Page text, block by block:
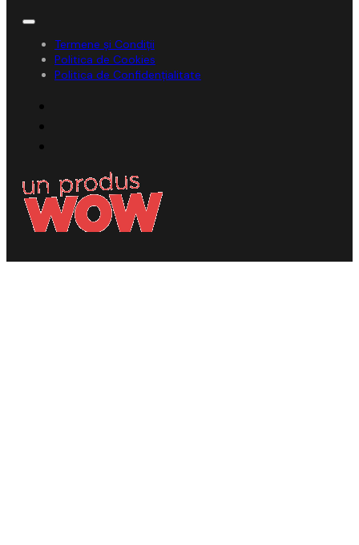
Termene și Condiții
Politica de Cookies
Politica de Confidențialitate